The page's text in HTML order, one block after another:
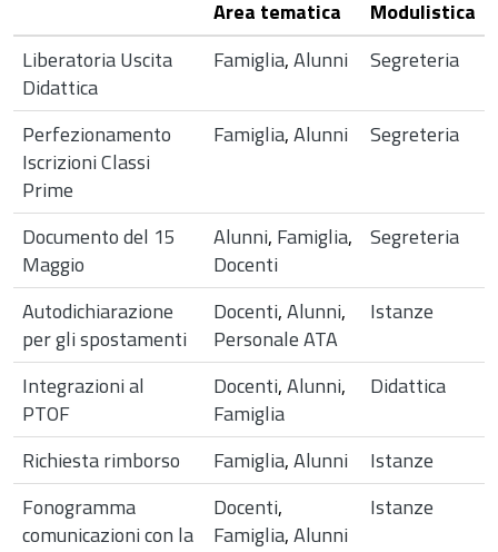
Area tematica
Modulistica
Liberatoria Uscita
Didattica
Famiglia,Alunni Segreteria
Perfezionamento
Iscrizioni Classi
Prime
Famiglia,Alunni Segreteria
Documento del 15
Maggio
Alunni, Famiglia,
Docenti
Segreteria
Autodichiarazione
per gli spostamenti
Docenti,Alunni,
Personale ATA
Istanze
Integrazioni al
PTOF
Docenti,Alunni,
Famiglia
Didattica
Richiesta rimborso Famiglia,Alunni
Istanze
Fonogramma
comunicazioni con la
Docenti,
Famiglia,Alunni
Istanze